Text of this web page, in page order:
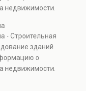
недвижимости.
скрытых дефектов
для проверки
к реконструкции,
техническое
- Строительная
зданий
о
недвижимости.